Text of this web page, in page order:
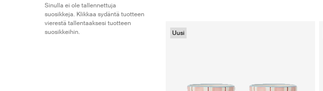
Sinulla ei ole tallennettuja
suosikkeja. Klikkaa sydäntä tuotteen
vierestä tallentaaksesi tuotteen
suosikkeihin.
Uusi